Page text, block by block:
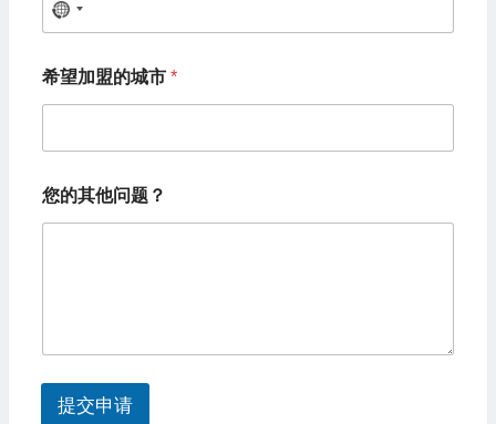
N
c
u
l
e
希望加盟的城市 *
您的其他问题？
提交申请